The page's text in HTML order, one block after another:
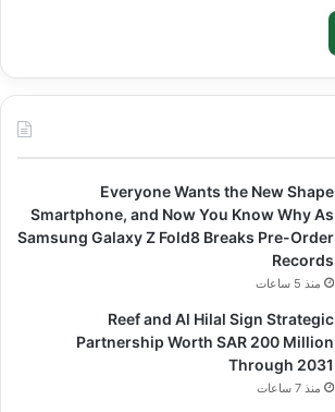
Everyone Wants the New Shape
Smartphone, and Now You Know Why As
Samsung Galaxy Z Fold8 Breaks Pre-Order
Records
منذ 5 ساعات
Reef and Al Hilal Sign Strategic
Partnership Worth SAR 200 Million
Through 2031
منذ 7 ساعات